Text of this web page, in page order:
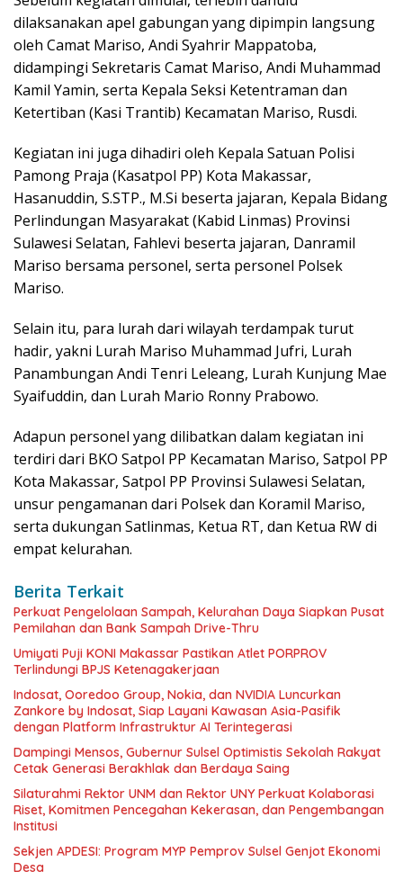
dilaksanakan apel gabungan yang dipimpin langsung
oleh Camat Mariso, Andi Syahrir Mappatoba,
didampingi Sekretaris Camat Mariso, Andi Muhammad
Kamil Yamin, serta Kepala Seksi Ketentraman dan
Ketertiban (Kasi Trantib) Kecamatan Mariso, Rusdi.
Kegiatan ini juga dihadiri oleh Kepala Satuan Polisi
Pamong Praja (Kasatpol PP) Kota Makassar,
Hasanuddin, S.STP., M.Si beserta jajaran, Kepala Bidang
Perlindungan Masyarakat (Kabid Linmas) Provinsi
Sulawesi Selatan, Fahlevi beserta jajaran, Danramil
Mariso bersama personel, serta personel Polsek
Mariso.
Selain itu, para lurah dari wilayah terdampak turut
hadir, yakni Lurah Mariso Muhammad Jufri, Lurah
Panambungan Andi Tenri Leleang, Lurah Kunjung Mae
Syaifuddin, dan Lurah Mario Ronny Prabowo.
Adapun personel yang dilibatkan dalam kegiatan ini
terdiri dari BKO Satpol PP Kecamatan Mariso, Satpol PP
Kota Makassar, Satpol PP Provinsi Sulawesi Selatan,
unsur pengamanan dari Polsek dan Koramil Mariso,
serta dukungan Satlinmas, Ketua RT, dan Ketua RW di
empat kelurahan.
Berita Terkait
Perkuat Pengelolaan Sampah, Kelurahan Daya Siapkan Pusat
Pemilahan dan Bank Sampah Drive-Thru
Umiyati Puji KONI Makassar Pastikan Atlet PORPROV
Terlindungi BPJS Ketenagakerjaan
Indosat, Ooredoo Group, Nokia, dan NVIDIA Luncurkan
Zankore by Indosat, Siap Layani Kawasan Asia-Pasifik
dengan Platform Infrastruktur AI Terintegerasi
Dampingi Mensos, Gubernur Sulsel Optimistis Sekolah Rakyat
Cetak Generasi Berakhlak dan Berdaya Saing
Silaturahmi Rektor UNM dan Rektor UNY Perkuat Kolaborasi
Riset, Komitmen Pencegahan Kekerasan, dan Pengembangan
Institusi
Sekjen APDESI: Program MYP Pemprov Sulsel Genjot Ekonomi
Desa